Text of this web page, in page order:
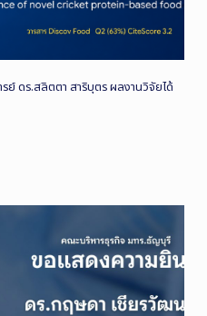
ดร.สลิตตา สาริบุตร ผลงานวิจัยได้